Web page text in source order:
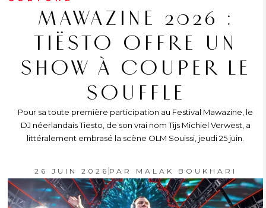
MAWAZINE 2026 :
TIËSTO OFFRE UN
SHOW À COUPER LE
SOUFFLE
Pour sa toute première participation au Festival Mawazine, le
DJ néerlandais Tiësto, de son vrai nom Tijs Michiel Verwest, a
littéralement embrasé la scène OLM Souissi, jeudi 25 juin.
26 JUIN 2026 PAR MALAK BOUKHARI